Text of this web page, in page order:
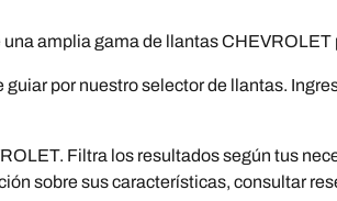
amplia gama de llantas
por nuestro selector de llantas.
Filtra los resultados según tus
sobre sus características, consultar